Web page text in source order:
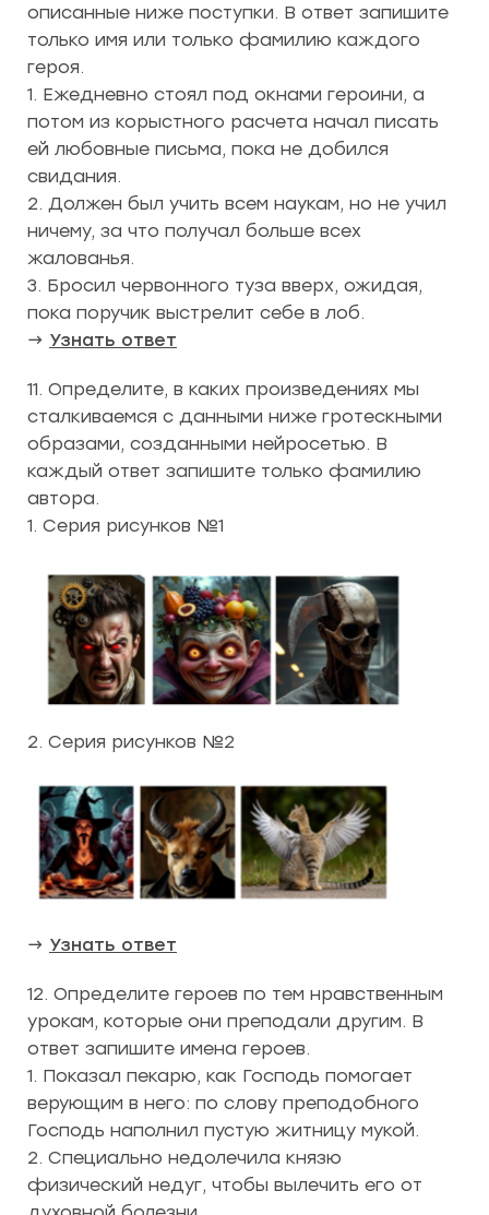
описанные ниже поступки. В ответ запишите
только имя или только фамилию каждого
героя.
1. Ежедневно стоял под окнами героини, а
потом из корыстного расчета начал писать
ей любовные письма, пока не добился
свидания.
2. Должен был учить всем наукам, но не учил
ничему, за что получал больше всех
жалованья.
3. Бросил червонного туза вверх, ожидая,
пока поручик выстрелит себе в лоб.
→ Узнать ответ
11. Определите, в каких произведениях мы
сталкиваемся с данными ниже гротескными
образами, созданными нейросетью. В
каждый ответ запишите только фамилию
автора.
1. Серия рисунков №1
2. Серия рисунков №2
→ Узнать ответ
12. Определите героев по тем нравственным
урокам, которые они преподали другим. В
ответ запишите имена героев.
1. Показал пекарю, как Господь помогает
верующим в него: по слову преподобного
Господь наполнил пустую житницу мукой.
2. Специально недолечила князю
физический недуг, чтобы вылечить его от